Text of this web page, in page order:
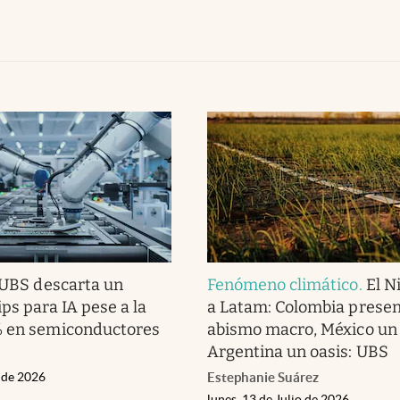
descarta un
para IA pese a la
en semiconductores
2026
Fenómeno climático. El
a Latam: Colombia
abismo macro, México
Argentina un oasis: UBS
Estephanie Suárez